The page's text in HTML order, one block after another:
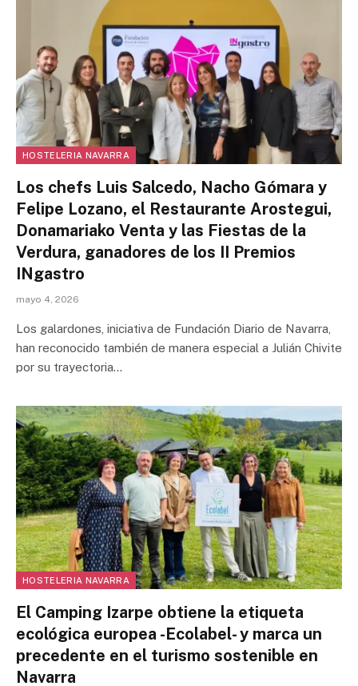
HOSTELERIA NAVARRA
Los chefs Luis Salcedo, Nacho Gómara y
Felipe Lozano, el Restaurante Arostegui,
Donamariako Venta y las Fiestas de la
Verdura, ganadores de los II Premios
INgastro
mayo 4, 2026
Los galardones, iniciativa de Fundación Diario de Navarra,
han reconocido también de manera especial a Julián Chivite
por su trayectoria…
HOSTELERIA NAVARRA
El Camping Izarpe obtiene la etiqueta
ecológica europea -Ecolabel- y marca un
precedente en el turismo sostenible en
Navarra